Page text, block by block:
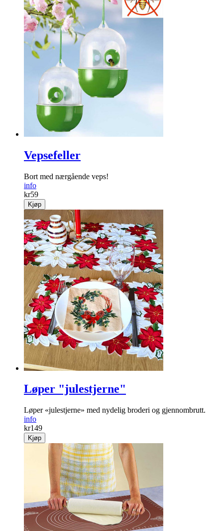
Vepsefeller
Bort med nærgående veps!
info
kr59
Kjøp
Løper "julestjerne"
Løper «julestjerne» med nydelig broderi og gjennombrutt.
info
kr149
Kjøp